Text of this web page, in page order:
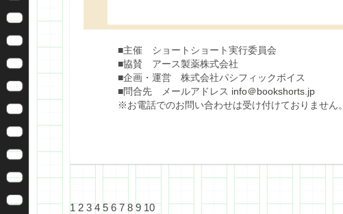
■主催 ショートショート実行委員会
■協賛 アース製薬株式会社
■企画・運営 株式会社パシフィックボイス
■問合先 メールアドレス info＠bookshorts.jp
※お電話でのお問い合わせは受け付けておりません。
1 2 3 4 5 6 7 8 9 10